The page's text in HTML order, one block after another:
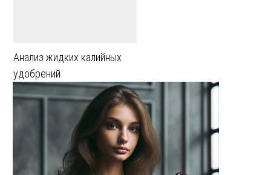
Анализ жидких калийных
удобрений